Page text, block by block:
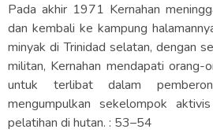
Pada akhir 1971 Kernahan
dan kembali ke kampung
minyak di Trinidad selatan, dengan
militan, Kernahan mendapati orang-
untuk terlibat dalam
mengumpulkan sekelompok
pelatihan di hutan. : 53–54